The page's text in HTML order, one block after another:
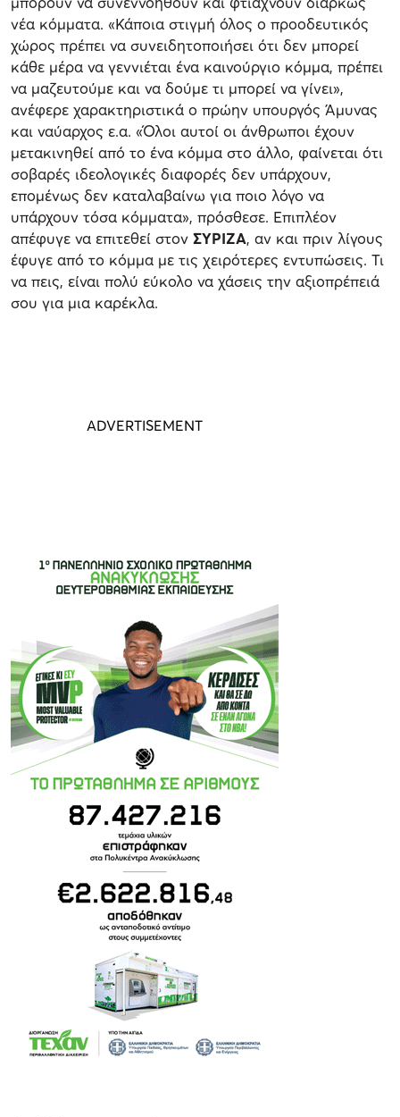
νέα κόμματα. «Κάποια στιγμή όλος ο προοδευτικός
χώρος πρέπει να συνειδητοποιήσει ότι δεν μπορεί
κάθε μέρα να γεννιέται ένα καινούργιο κόμμα, πρέπει
να μαζευτούμε και να δούμε τι μπορεί να γίνει»,
ανέφερε χαρακτηριστικά ο πρώην υπουργός Άμυνας
και ναύαρχος ε.α. «Όλοι αυτοί οι άνθρωποι έχουν
μετακινηθεί από το ένα κόμμα στο άλλο, φαίνεται ότι
σοβαρές ιδεολογικές διαφορές δεν υπάρχουν,
επομένως δεν καταλαβαίνω για ποιο λόγο να
υπάρχουν τόσα κόμματα», πρόσθεσε. Επιπλέον
απέφυγε να επιτεθεί στον ΣΥΡΙΖΑ, αν και πριν λίγους
έφυγε από το κόμμα με τις χειρότερες εντυπώσεις. Τι
να πεις, είναι πολύ εύκολο να χάσεις την αξιοπρέπειά
σου για μια καρέκλα.